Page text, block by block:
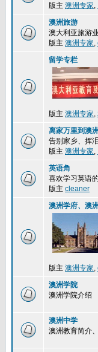
版主 澳洲专家,
澳洲旅游
澳大利亚旅游
版主 澳洲专家,
留学专栏
版主 澳洲专家,
离家万里到澳洲
告别家乡、挥
版主 澳洲专家,
英语角
喜欢学习英语
版主 cleaner
澳洲学府、澳
版主 澳洲专家,
澳洲学院
澳洲学院介绍
澳洲中学
澳洲教育简介